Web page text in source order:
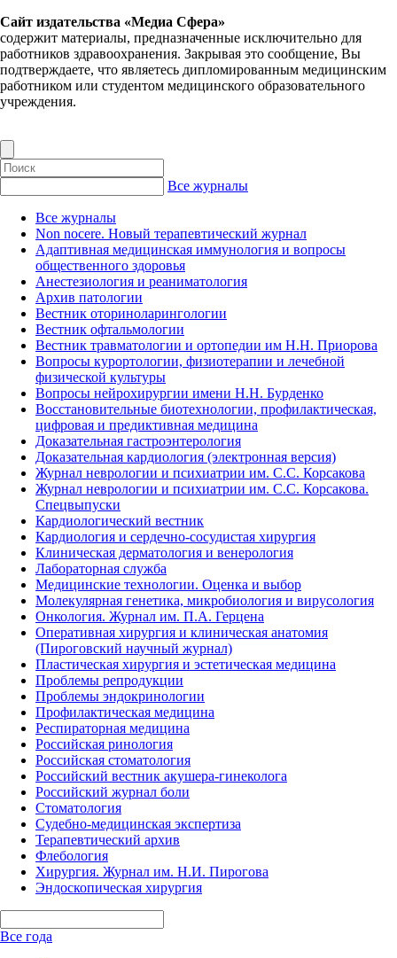
Сайт издательства «Медиа Сфера»
содержит материалы, предназначенные исключительно для
работников здравоохранения. Закрывая это сообщение, Вы
подтверждаете, что являетесь дипломированным медицинским
работником или студентом медицинского образовательного
учреждения.
Все журналы
Все журналы
Non nocere. Новый терапевтический журнал
Адаптивная медицинская иммунология и вопросы
общественного здоровья
Анестезиология и реаниматология
Архив патологии
Вестник оториноларингологии
Вестник офтальмологии
Вестник травматологии и ортопедии им Н.Н. Приорова
Вопросы курортологии, физиотерапии и лечебной
физической культуры
Вопросы нейрохирургии имени Н.Н. Бурденко
Восстановительные биотехнологии, профилактическая,
цифровая и предиктивная медицина
Доказательная гастроэнтерология
Доказательная кардиология (электронная версия)
Журнал неврологии и психиатрии им. С.С. Корсакова
Журнал неврологии и психиатрии им. С.С. Корсакова.
Спецвыпуски
Кардиологический вестник
Кардиология и сердечно-сосудистая хирургия
Клиническая дерматология и венерология
Лабораторная служба
Медицинские технологии. Оценка и выбор
Молекулярная генетика, микробиология и вирусология
Онкология. Журнал им. П.А. Герцена
Оперативная хирургия и клиническая анатомия
(Пироговский научный журнал)
Пластическая хирургия и эстетическая медицина
Проблемы репродукции
Проблемы эндокринологии
Профилактическая медицина
Респираторная медицина
Российская ринология
Российская стоматология
Российский вестник акушера-гинеколога
Российский журнал боли
Стоматология
Судебно-медицинская экспертиза
Терапевтический архив
Флебология
Хирургия. Журнал им. Н.И. Пирогова
Эндоскопическая хирургия
Все года